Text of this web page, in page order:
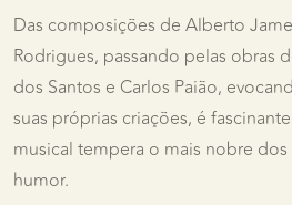
Das composições de Alberto
Rodrigues, passando pelas obras
dos Santos e Carlos Paião,
suas próprias criações, é
musical tempera o mais nobre
humor.